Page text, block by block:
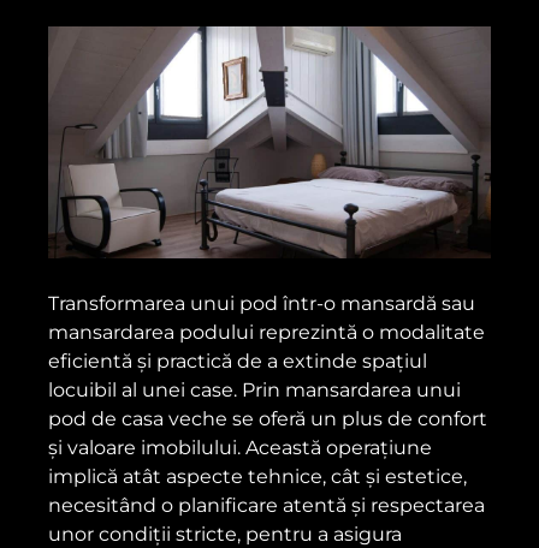
Transformarea unui pod într-o mansardă sau
mansardarea podului reprezintă o modalitate
eficientă și practică de a extinde spațiul
locuibil al unei case. Prin mansardarea unui
pod de casa veche se oferă un plus de confort
și valoare imobilului. Această operațiune
implică atât aspecte tehnice, cât și estetice,
necesitând o planificare atentă și respectarea
unor condiții stricte, pentru a asigura